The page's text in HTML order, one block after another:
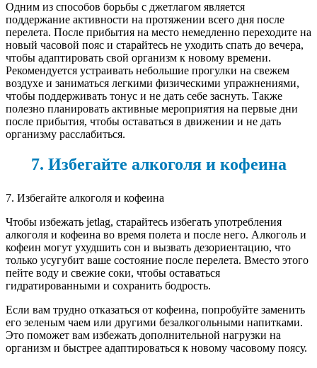
Одним из способов борьбы с джетлагом является
поддержание активности на протяжении всего дня после
перелета. После прибытия на место немедленно переходите на
новый часовой пояс и старайтесь не уходить спать до вечера,
чтобы адаптировать свой организм к новому времени.
Рекомендуется устраивать небольшие прогулки на свежем
воздухе и заниматься легкими физическими упражнениями,
чтобы поддерживать тонус и не дать себе заснуть. Также
полезно планировать активные мероприятия на первые дни
после прибытия, чтобы оставаться в движении и не дать
организму расслабиться.
7. Избегайте алкоголя и кофеина
7. Избегайте алкоголя и кофеина
Чтобы избежать jetlag, старайтесь избегать употребления
алкоголя и кофеина во время полета и после него. Алкоголь и
кофеин могут ухудшить сон и вызвать дезориентацию, что
только усугубит ваше состояние после перелета. Вместо этого
пейте воду и свежие соки, чтобы оставаться
гидратированными и сохранить бодрость.
Если вам трудно отказаться от кофеина, попробуйте заменить
его зеленым чаем или другими безалкогольными напитками.
Это поможет вам избежать дополнительной нагрузки на
организм и быстрее адаптироваться к новому часовому поясу.